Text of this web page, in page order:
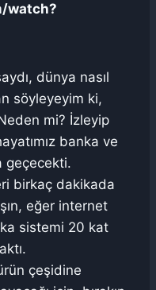
watch?
dünya nasıl
söyleyeyim ki,
mi? İzleyip
banka ve
geçecekti.
birkaç dakikada
eğer internet
sistemi 20 kat
çeşidine